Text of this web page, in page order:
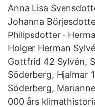
Anna Lisa
Johanna
Philipsdotter ·
Holger Herman
Gottfrid 42 Sylvén,
Söderberg, Hjalmar
Söderberg,
000 års